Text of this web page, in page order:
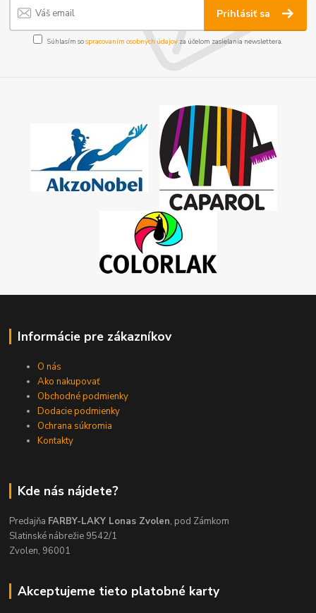
Prihlásiť sa
Súhlasím sospracovaním osobných údajov za účelom zasielania newslettera.
Informácie pre zákazníkov
O nás
Ako nakupovať
Obchodné podmienky
Dodacie podmienky
Ochrana súkromia
Kontakty
Kde nás nájdete?
Predajňa FARBY-LAKY Lonas Zvolen, pod Zámkom
Slatinské nábrežie 9542/1
Zvolen, 96001
Akceptujeme tieto platobné karty